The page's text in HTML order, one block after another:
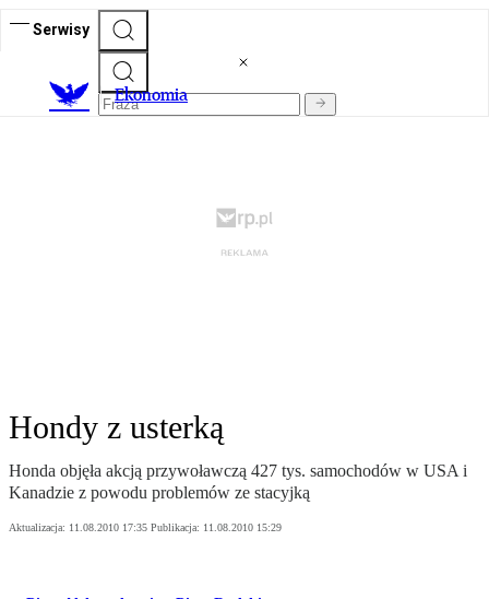
Serwisy
Ekonomia
Hondy z usterką
Honda objęła akcją przywoławczą 427 tys. samochodów w USA i
Kanadzie z powodu problemów ze stacyjką
Aktualizacja: 11.08.2010 17:35 Publikacja: 11.08.2010 15:29